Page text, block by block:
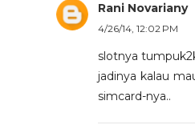
Rani Novariany
4/26/14, 12:02 PM
slotnya
jadinya kalau
simcard-nya..